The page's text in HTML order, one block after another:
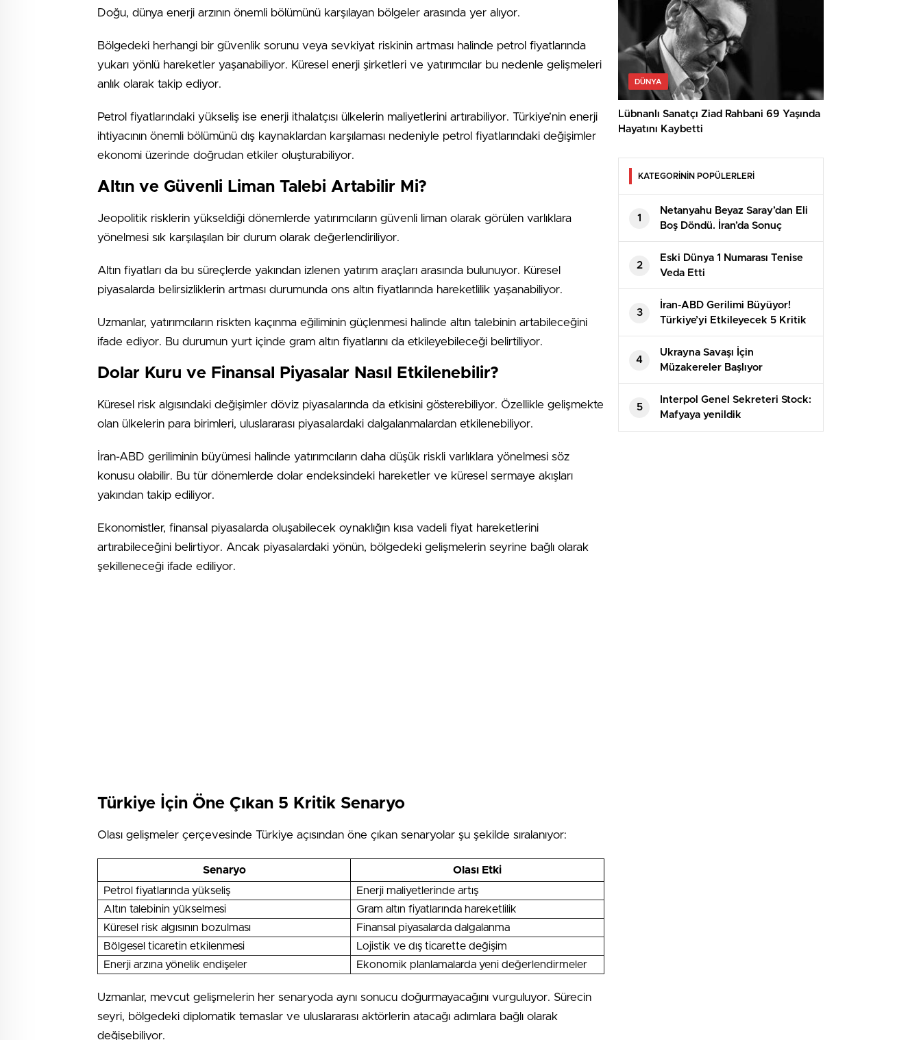
Doğu, dünya enerji arzının önemli bölümünü karşılayan bölgeler arasında yer alıyor.
Bölgedeki herhangi bir güvenlik sorunu veya sevkiyat riskinin artması halinde petrol fiyatlarında
yukarı yönlü hareketler yaşanabiliyor. Küresel enerji şirketleri ve yatırımcılar bu nedenle gelişmeleri
anlık olarak takip ediyor.
Petrol fiyatlarındaki yükseliş ise enerji ithalatçısı ülkelerin maliyetlerini artırabiliyor. Türkiye’nin enerji
ihtiyacının önemli bölümünü dış kaynaklardan karşılaması nedeniyle petrol fiyatlarındaki değişimler
ekonomi üzerinde doğrudan etkiler oluşturabiliyor.
Altın ve Güvenli Liman Talebi Artabilir Mi?
Jeopolitik risklerin yükseldiği dönemlerde yatırımcıların güvenli liman olarak görülen varlıklara
yönelmesi sık karşılaşılan bir durum olarak değerlendiriliyor.
Altın fiyatları da bu süreçlerde yakından izlenen yatırım araçları arasında bulunuyor. Küresel
piyasalarda belirsizliklerin artması durumunda ons altın fiyatlarında hareketlilik yaşanabiliyor.
Uzmanlar, yatırımcıların riskten kaçınma eğiliminin güçlenmesi halinde altın talebinin artabileceğini
ifade ediyor. Bu durumun yurt içinde gram altın fiyatlarını da etkileyebileceği belirtiliyor.
Dolar Kuru ve Finansal Piyasalar Nasıl Etkilenebilir?
Küresel risk algısındaki değişimler döviz piyasalarında da etkisini gösterebiliyor. Özellikle gelişmekte
olan ülkelerin para birimleri, uluslararası piyasalardaki dalgalanmalardan etkilenebiliyor.
İran-ABD geriliminin büyümesi halinde yatırımcıların daha düşük riskli varlıklara yönelmesi söz
konusu olabilir. Bu tür dönemlerde dolar endeksindeki hareketler ve küresel sermaye akışları
yakından takip ediliyor.
Ekonomistler, finansal piyasalarda oluşabilecek oynaklığın kısa vadeli fiyat hareketlerini
artırabileceğini belirtiyor. Ancak piyasalardaki yönün, bölgedeki gelişmelerin seyrine bağlı olarak
şekilleneceği ifade ediliyor.
Türkiye İçin Öne Çıkan 5 Kritik Senaryo
Olası gelişmeler çerçevesinde Türkiye açısından öne çıkan senaryolar şu şekilde sıralanıyor:
Senaryo
Olası Etki
Petrol fiyatlarında yükseliş
Enerji maliyetlerinde artış
Altın talebinin yükselmesi
Gram altın fiyatlarında hareketlilik
Küresel risk algısının bozulması
Finansal piyasalarda dalgalanma
Bölgesel ticaretin etkilenmesi
Lojistik ve dış ticarette değişim
Enerji arzına yönelik endişeler
Ekonomik planlamalarda yeni değerlendirmeler
Uzmanlar, mevcut gelişmelerin her senaryoda aynı sonucu doğurmayacağını vurguluyor. Sürecin
seyri, bölgedeki diplomatik temaslar ve uluslararası aktörlerin atacağı adımlara bağlı olarak
değişebiliyor.
DÜNYA
Lübnanlı Sanatçı Ziad Rahbani 69 Yaşında
Hayatını Kaybetti
KATEGORİNİN POPÜLERLERİ
1
Netanyahu Beyaz Saray’dan Eli
Boş Döndü. İran’da Sonuç
Çıkmadı
2
Eski Dünya 1 Numarası Tenise
Veda Etti
3
İran-ABD Gerilimi Büyüyor!
Türkiye’yi Etkileyecek 5 Kritik
Senaryo
4
Ukrayna Savaşı İçin
Müzakereler Başlıyor
5
Interpol Genel Sekreteri Stock:
Mafyaya yenildik